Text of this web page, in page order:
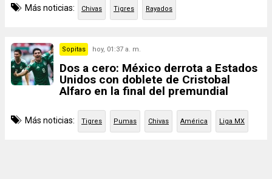
Más noticias: Chivas Tigres Rayados
Sopitas hoy, 01:37 a. m.
Dos a cero: México derrota a Estados
Unidos con doblete de Cristobal
Alfaro en la final del premundial
Más noticias: Tigres Pumas Chivas América Liga MX